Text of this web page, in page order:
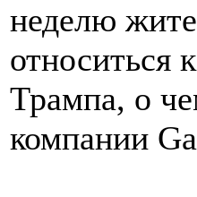
неделю
относиться
Трампа, о
компании